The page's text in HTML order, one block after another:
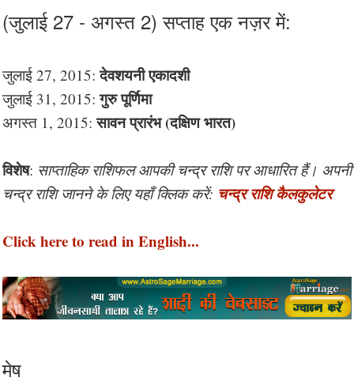
(जुलाई 27 - अगस्त 2) सप्ताह एक नज़र में:
जुलाई 27, 2015:देवशयनी एकादशी
जुलाई 31, 2015:गुरु पूर्णिमा
अगस्त 1, 2015:सावन प्रारंभ (दक्षिण भारत)
विशेष: साप्ताहिक राशिफल आपकी चन्द्र राशि पर आधारित हैं। अपनी
चन्द्र राशि जानने के लिए यहाँ क्लिक करें: चन्द्र राशि कैलकुलेटर
Click here to read in English...
मेष